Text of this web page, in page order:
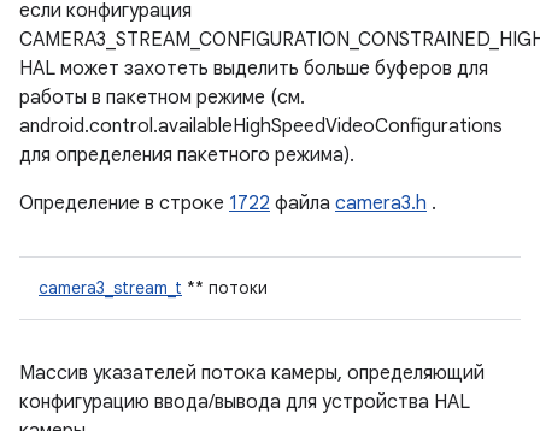
если конфигурация
HAL может захотеть выделить больше буферов для
работы в пакетном режиме (см.
android.control.availableHighSpeedVideoConfigurations
для определения пакетного режима).
Определение в строке 1722 файла camera3.h .
camera3_stream_t ** потоки
Массив указателей потока камеры, определяющий
конфигурацию ввода/вывода для устройства HAL